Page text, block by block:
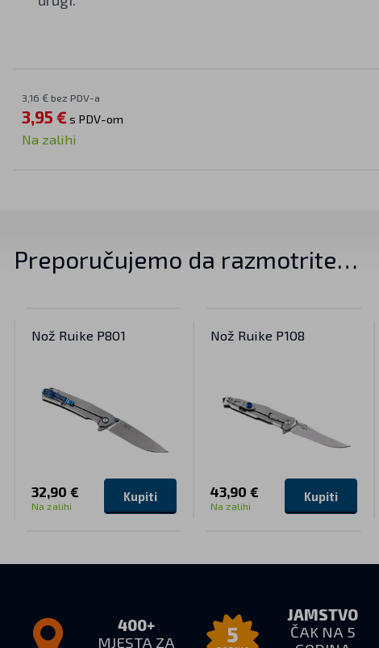
3,16 € bez PDV-a
3,95 €s PDV-om
Na zalihi
Preporučujemo da razmotrite…
Nož Ruike P801
32,90 €
Na zalihi
Kupiti
Nož Ruike P108
43,90 €
Na zalihi
Kupiti
400+
MJESTA ZA
5
JAMSTVO
ČAK NA 5